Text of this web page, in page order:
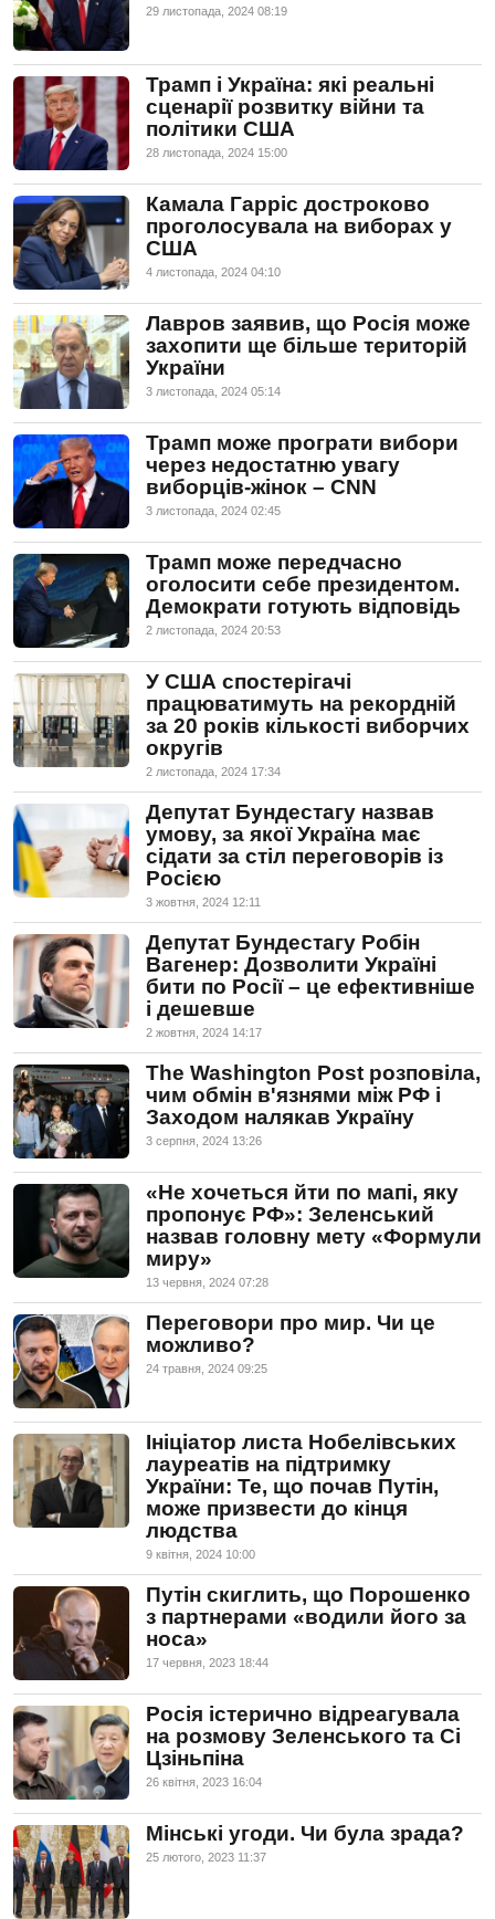
29 листопада, 2024 08:19
Трамп і Україна: які реальні
сценарії розвитку війни та
політики США
28 листопада, 2024 15:00
Камала Гарріс достроково
проголосувала на виборах у
США
4 листопада, 2024 04:10
Лавров заявив, що Росія може
захопити ще більше територій
України
3 листопада, 2024 05:14
Трамп може програти вибори
через недостатню увагу
виборців-жінок – CNN
3 листопада, 2024 02:45
Трамп може передчасно
оголосити себе президентом.
Демократи готують відповідь
2 листопада, 2024 20:53
У США спостерігачі
працюватимуть на рекордній
за 20 років кількості виборчих
округів
2 листопада, 2024 17:34
Депутат Бундестагу назвав
умову, за якої Україна має
сідати за стіл переговорів із
Росією
3 жовтня, 2024 12:11
Депутат Бундестагу Робін
Вагенер: Дозволити Україні
бити по Росії – це ефективніше
і дешевше
2 жовтня, 2024 14:17
The Washington Post розповіла,
чим обмін в'язнями між РФ і
Заходом налякав Україну
3 серпня, 2024 13:26
«Не хочеться йти по мапі, яку
пропонує РФ»: Зеленський
назвав головну мету «Формули
миру»
13 червня, 2024 07:28
Переговори про мир. Чи це
можливо?
24 травня, 2024 09:25
Ініціатор листа Нобелівських
лауреатів на підтримку
України: Те, що почав Путін,
може призвести до кінця
людства
9 квiтня, 2024 10:00
Путін скиглить, що Порошенко
з партнерами «водили його за
носа»
17 червня, 2023 18:44
Росія істерично відреагувала
на розмову Зеленського та Сі
Цзіньпіна
26 квiтня, 2023 16:04
Мінські угоди. Чи була зрада?
25 лютого, 2023 11:37